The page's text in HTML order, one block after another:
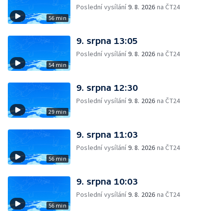
56 min
Poslední vysílání9. 8. 2026 na ČT24
54 min
9. srpna 13:05
Poslední vysílání9. 8. 2026 na ČT24
29 min
9. srpna 12:30
Poslední vysílání9. 8. 2026 na ČT24
56 min
9. srpna 11:03
Poslední vysílání9. 8. 2026 na ČT24
56 min
9. srpna 10:03
Poslední vysílání9. 8. 2026 na ČT24